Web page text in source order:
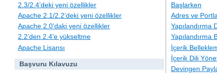
2.3/2.4’deki yeni özellikler
Apache 2.1/2.2’deki yeni özellikler
Apache 2.0’daki yeni özellikler
2.2’den 2.4’e yükseltme
Apache Lisansı
Başvuru Kılavuzu
Başlarken
Adres ve
Yapılandırma
Yapılandırma
İçerik
İçerik Dili
Devingen